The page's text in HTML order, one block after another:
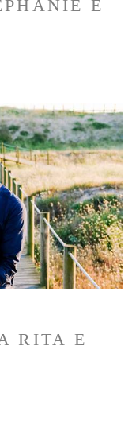
E
RITA E